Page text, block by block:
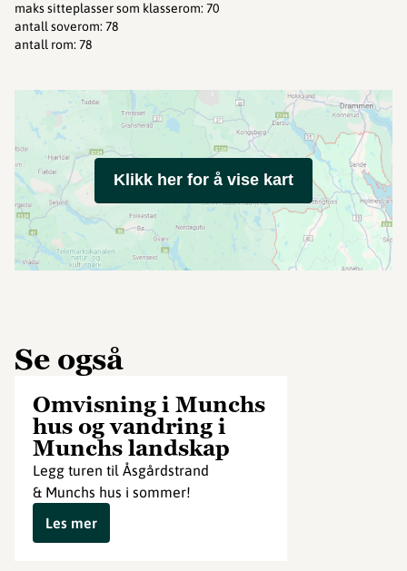
maks sitteplasser som klasserom: 70
antall soverom: 78
antall rom: 78
Klikk her for å vise kart
Se også
Omvisning i Munchs
hus og vandring i
Munchs landskap
Legg turen til Åsgårdstrand
& Munchs hus i sommer!
Les mer